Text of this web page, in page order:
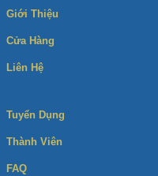
Giới Thiệu
Cửa Hàng
Liên Hệ
Tuyển Dụng
Thành Viên
FAQ